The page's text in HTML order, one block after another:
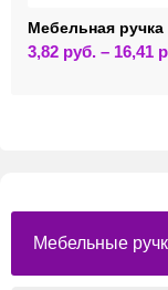
Мебельная ручка
3,82 руб. – 16,41
Мебельные